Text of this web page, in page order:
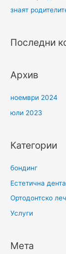
знаят
Последни
Архив
ноември 2024
юли 2023
Категории
бондинг
Естетична
Ортодонтско
Услуги
Мета